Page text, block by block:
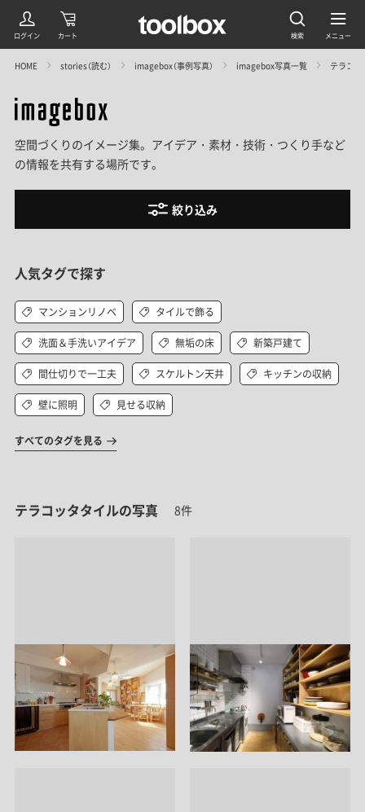
HOME stories（読む） imagebox（事例写真） imagebox写真一覧 テラコ
空間づくりのイメージ集。アイデア・素材・技術・つくり手など
の情報を共有する場所です。
絞り込み
人気タグで探す
マンションリノベ タイルで飾る
洗面＆手洗いアイデア 無垢の床 新築戸建て
間仕切りで一工夫 スケルトン天井 キッチンの収納
壁に照明 見せる収納
すべてのタグを見る
テラコッタタイルの写真 8件